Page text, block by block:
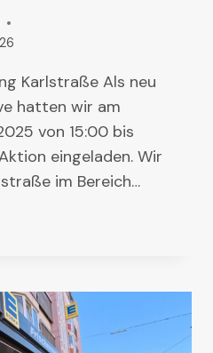
Karlstraße Als neu
hatten wir am
von 15:00 bis
eingeladen. Wir
im Bereich…
G